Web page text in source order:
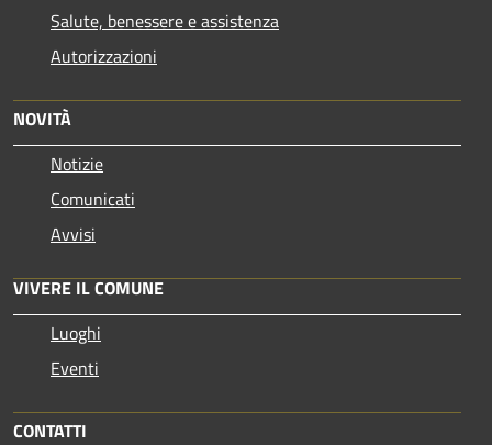
Salute, benessere e assistenza
Autorizzazioni
NOVITÀ
Notizie
Comunicati
Avvisi
VIVERE IL COMUNE
Luoghi
Eventi
CONTATTI